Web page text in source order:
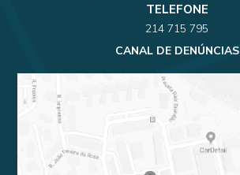
TELEFONE
214 715 795
CANAL DE DENÚNCIAS